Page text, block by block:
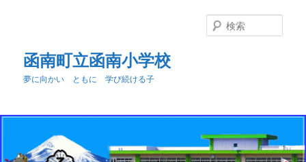
へ
移
函南町立函南小学校
夢に向かい ともに 学び続ける子
索